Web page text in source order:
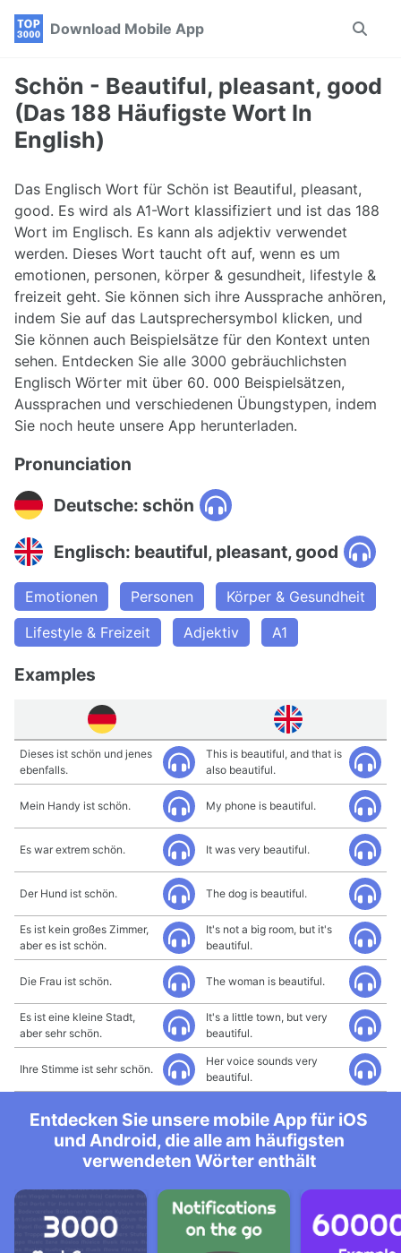
Skip
navigation
Skip
Skip
Download Mobile App
Toggle
Schön - Beautiful, pleasant, good
(Das 188 Häufigste Wort In
English)
Das Englisch Wort für Schön ist Beautiful, pleasant,
good. Es wird als A1-Wort klassifiziert und ist das 188
Wort im Englisch. Es kann als adjektiv verwendet
werden. Dieses Wort taucht oft auf, wenn es um
emotionen, personen, körper & gesundheit, lifestyle &
freizeit geht. Sie können sich ihre Aussprache anhören,
indem Sie auf das Lautsprechersymbol klicken, und
Sie können auch Beispielsätze für den Kontext unten
sehen. Entdecken Sie alle 3000 gebräuchlichsten
Englisch Wörter mit über 60. 000 Beispielsätzen,
Aussprachen und verschiedenen Übungstypen, indem
Sie noch heute unsere App herunterladen.
Pronunciation
Deutsche: schön
Englisch: beautiful, pleasant, good
Emotionen Personen
Körper & Gesundheit
Lifestyle & Freizeit
Adjektiv A1
Examples
Dieses ist schön und jenes
ebenfalls.
This is beautiful, and that is
also beautiful.
Mein Handy ist schön. My phone is beautiful.
Es war extrem schön. It was very beautiful.
Der Hund ist schön. The dog is beautiful.
Es ist kein großes Zimmer,
aber es ist schön.
It's not a big room, but it's
beautiful.
Die Frau ist schön. The woman is beautiful.
Es ist eine kleine Stadt,
aber sehr schön.
It's a little town, but very
beautiful.
Ihre Stimme ist sehr schön.
Her voice sounds very
beautiful.
Entdecken Sie unsere mobile App für iOS
und Android, die alle am häufigsten
verwendeten Wörter enthält